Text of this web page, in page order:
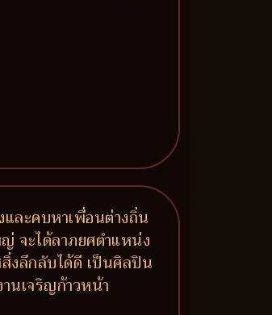
ละคบหาเพื่อนต่างถิ่น
จะได้ลาภยศตำแหน่ง
งลึกลับได้ดี เป็นศิลปิน
นเจริญก้าวหน้า